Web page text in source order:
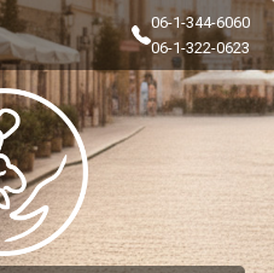
06-1-344-6060
06-1-322-0623